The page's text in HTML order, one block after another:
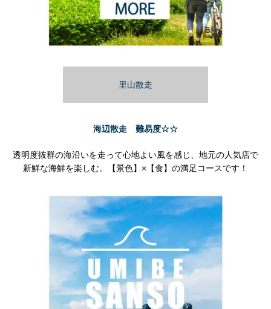
里山散走
海辺散走 難易度☆☆
透明度抜群の海沿いを走って心地よい風を感じ、地元の人気店で
新鮮な海鮮を楽しむ。【景色】×【食】の満足コースです！